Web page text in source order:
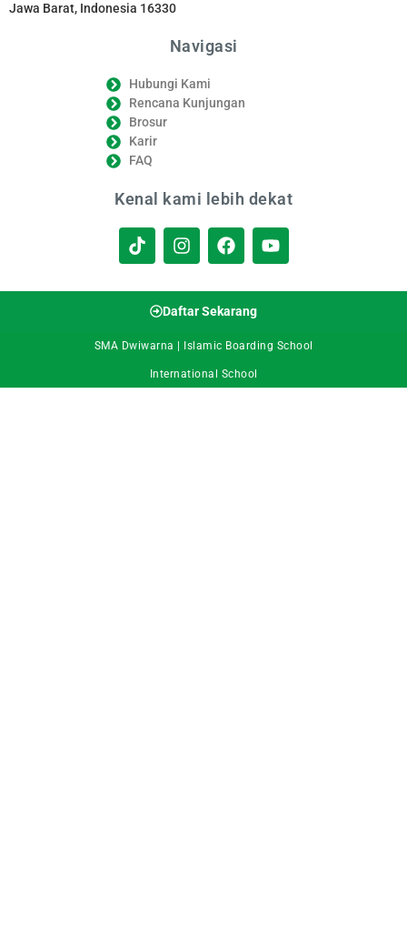
Jawa Barat, Indonesia 16330
Navigasi
Hubungi Kami
Rencana Kunjungan
Brosur
Karir
FAQ
Kenal kami lebih dekat
Daftar Sekarang
SMA Dwiwarna | Islamic Boarding School
International School